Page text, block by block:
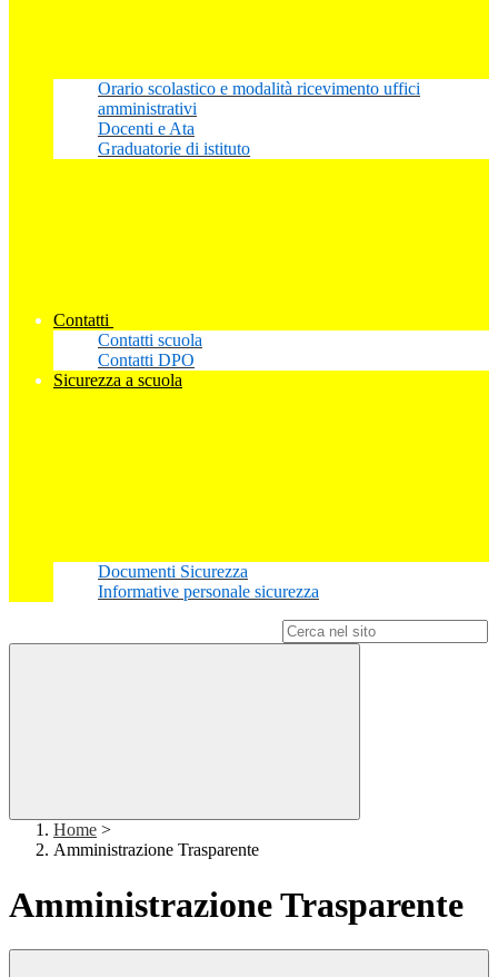
Orario scolastico e modalità ricevimento uffici
amministrativi
Docenti e Ata
Graduatorie di istituto
Contatti
Contatti scuola
Contatti DPO
Sicurezza a scuola
Documenti Sicurezza
Informative personale sicurezza
Home >
Amministrazione Trasparente
Amministrazione Trasparente